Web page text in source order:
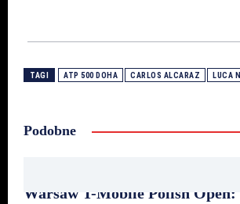
TAGI ATP 500 DOHA CARLOS ALCARAZ LUCA
Podobne
Warsaw T-Mobile Polish Open: